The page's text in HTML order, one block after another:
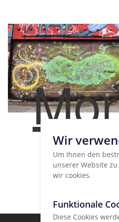
Wir
Um Ihnen den
unserer Website
wir cookies.
Funktionale
Diese Cookies